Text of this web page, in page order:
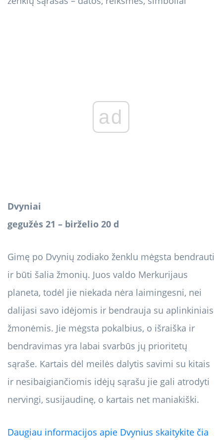
ad
Dvyniai
gegužės 21 – birželio 20 d
Gimę po Dvynių zodiako ženklu mėgsta bendrauti
ir būti šalia žmonių. Juos valdo Merkurijaus
planeta, todėl jie niekada nėra laimingesni, nei
dalijasi savo idėjomis ir bendrauja su aplinkiniais
žmonėmis. Jie mėgsta pokalbius, o išraiška ir
bendravimas yra labai svarbūs jų prioritetų
sąraše. Kartais dėl meilės dalytis savimi su kitais
ir nesibaigiančiomis idėjų sąrašu jie gali atrodyti
nervingi, susijaudinę, o kartais net maniakiški.
Daugiau informacijos apie Dvynius skaitykite čia